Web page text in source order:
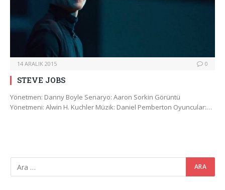
14 ARALIK 2015 0
STEVE JOBS
Yönetmen: Danny Boyle Senaryo: Aaron Sorkin Görüntü
Yönetmeni: Alwin H. Kuchler Müzik: Daniel Pemberton Oyuncular:…